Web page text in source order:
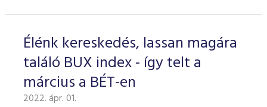
Élénk kereskedés, lassan magára
találó BUX index - így telt a
március a BÉT-en
2022. ápr. 01.